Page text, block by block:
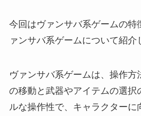
今回はヴァンサバ系ゲームの特
ァンサバ系ゲームについて紹介
ヴァンサバ系ゲームは、操作方
の移動と武器やアイテムの選択
ルな操作性で、キャラクターに